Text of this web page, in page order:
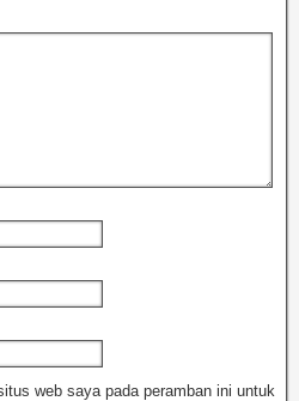
web saya pada peramban ini untuk